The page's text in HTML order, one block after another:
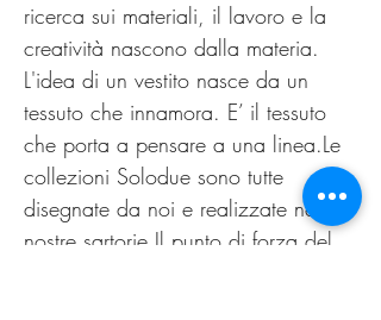
ricerca sui materiali, il lavoro e la
creatività nascono dalla materia.
L'idea di un vestito nasce da un
tessuto che innamora. E’ il tessuto
che porta a pensare a una linea.Le
collezioni Solodue sono tutte
disegnate da noi e realizzate nelle
nostre sartorie.Il punto di forza del